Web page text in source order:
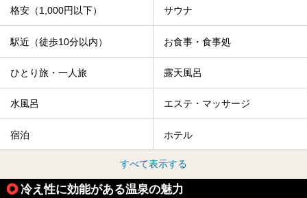
おすすめのアクティビティをもっと見る
武蔵野線の駅から同じテーマで探す
南流山 新松戸
新八柱 東松戸
市川大野 船橋法典
船橋法典駅の人気テーマから探す